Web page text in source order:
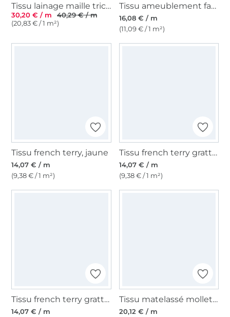
Tissu lainage maille tricoté, terracotta
30,20 € / m
40,29 € / m
(20,83 € / 1 m²)
Tissu ameublement fauteuil canapé bouclette, moutarde
16,08 € / m
(11,09 € / 1 m²)
Tissu french terry, jaune
14,07 € / m
(9,38 € / 1 m²)
Tissu french terry gratté, jaune
14,07 € / m
(9,38 € / 1 m²)
Tissu french terry gratté, moutarde
14,07 € / m
Tissu matelassé molletonné rayé Stripes, moutarde
20,12 € / m